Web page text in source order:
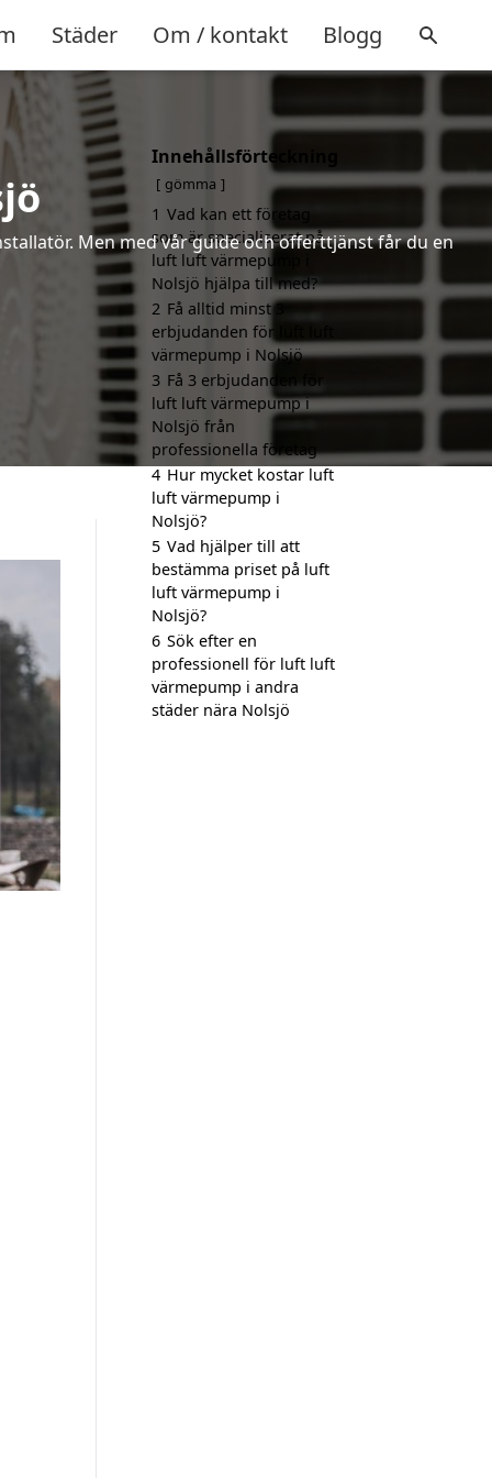
Städer Om / kontakt Blogg
Men med vår guide och offerttjänst får du en
Innehållsförteckning
gömma
1 Vad kan ett företag
som är specialiserat på
luft luft värmepump i
Nolsjö hjälpa till med?
2 Få alltid minst 3
erbjudanden för luft luft
värmepump i Nolsjö
3 Få 3 erbjudanden för
luft luft värmepump i
Nolsjö från
professionella företag
4 Hur mycket kostar luft
luft värmepump i
Nolsjö?
5 Vad hjälper till att
bestämma priset på luft
luft värmepump i
Nolsjö?
6 Sök efter en
professionell för luft luft
värmepump i andra
städer nära Nolsjö